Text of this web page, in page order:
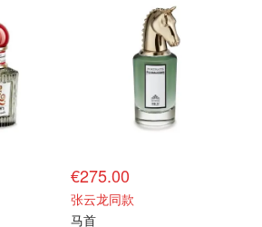
€275.00
张云龙同款
马首